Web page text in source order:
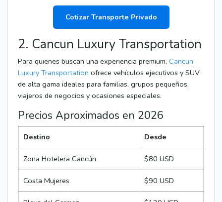
Cotizar Transporte Privado
2. Cancun Luxury Transportation
Para quienes buscan una experiencia premium, Cancun
Luxury Transportation ofrece vehículos ejecutivos y SUV
de alta gama ideales para familias, grupos pequeños,
viajeros de negocios y ocasiones especiales.
Precios Aproximados en 2026
Destino Desde
Zona Hotelera Cancún $80 USD
Costa Mujeres $90 USD